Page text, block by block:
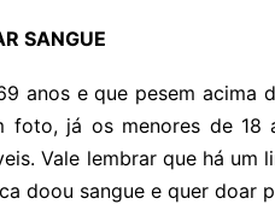
SANGUE
anos e que pesem
foto, já os menores de
Vale lembrar que há
doou sangue e quer doar